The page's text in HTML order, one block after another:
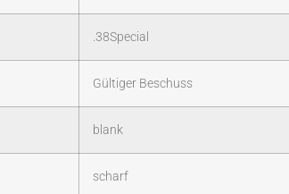
.38Special
Gültiger Beschuss
blank
scharf